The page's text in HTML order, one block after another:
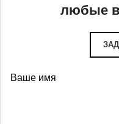
любые
Ваше имя